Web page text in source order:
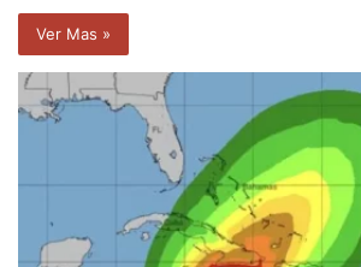
Ver Mas »